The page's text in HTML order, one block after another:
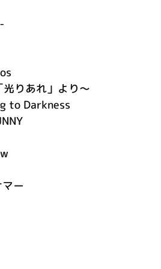
りあれ」より～
to Darkness
ー